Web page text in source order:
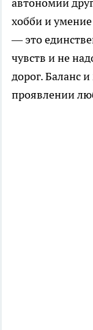
хобби и
— это
чувств и не
дорог. Баланс
проявлении